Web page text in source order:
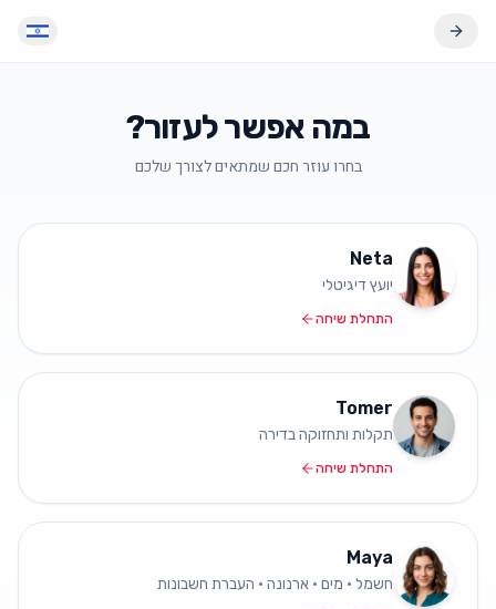
במה אפשר לעזור?
בחרו עוזר חכם שמתאים לצורך שלכם
Neta
יועץ דיגיטלי
התחלת שיחה
Tomer
תקלות ותחזוקה בדירה
התחלת שיחה
Maya
חשמל • מים • ארנונה • העברת חשבונות